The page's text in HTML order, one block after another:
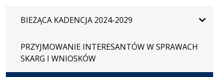
BIEŻĄCA KADENCJA 2024-2029
PRZYJMOWANIE INTERESANTÓW W SPRAWACH
SKARG I WNIOSKÓW